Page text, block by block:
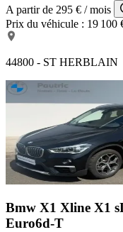
A partir de 295 € / mois
Prix du véhicule : 19 100
44800 - ST HERBLAIN
Bmw X1 Xline X1
Euro6d-T